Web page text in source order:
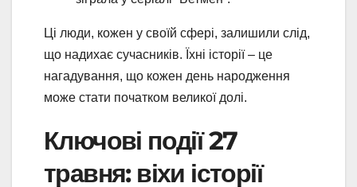
Ці люди, кожен у своїй сфері, залишили слід,
що надихає сучасників. Їхні історії – це
нагадування, що кожен день народження
може стати початком великої долі.
Ключові події 27
травня: віхи історії